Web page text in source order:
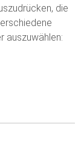
die
auszuwählen: